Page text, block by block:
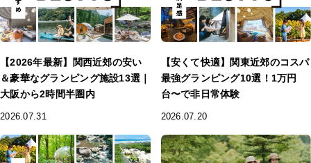
【2026年最新】関西近郊の安い
＆豪華なグランピング施設13選｜
大阪から2時間半圏内
2026.07.31
【安くて快適】関東近郊のコスパ
最強グランピング10選！1万円
台〜で非日常体験
2026.07.20